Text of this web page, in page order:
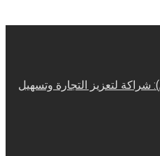
المشغل الاقتصادي المعتمد (AEO): شراكة لتعزيز التجارة وتسهيل